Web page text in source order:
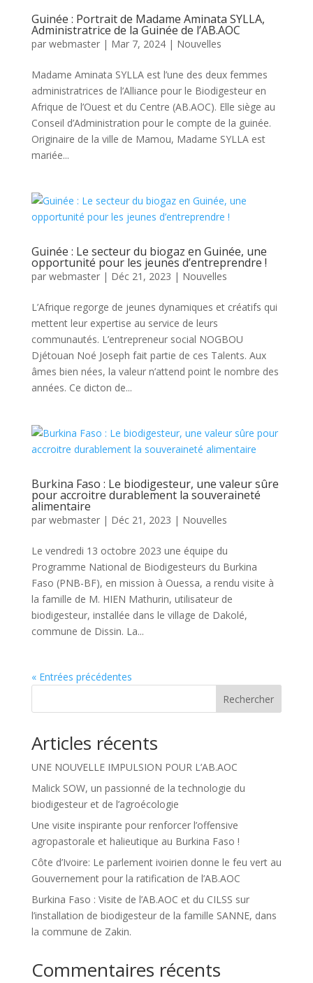
Guinée : Portrait de Madame Aminata SYLLA,
Administratrice de la Guinée de l’AB.AOC
par webmaster| Mar 7, 2024| Nouvelles
Madame Aminata SYLLA est l’une des deux femmes
administratrices de l’Alliance pour le Biodigesteur en
Afrique de l’Ouest et du Centre (AB.AOC). Elle siège au
Conseil d’Administration pour le compte de la guinée.
Originaire de la ville de Mamou, Madame SYLLA est
mariée...
Guinée : Le secteur du biogaz en Guinée, une
opportunité pour les jeunes d’entreprendre !
par webmaster| Déc 21, 2023 | Nouvelles
L’Afrique regorge de jeunes dynamiques et créatifs qui
mettent leur expertise au service de leurs
communautés. L’entrepreneur social NOGBOU
Djétouan Noé Joseph fait partie de ces Talents. Aux
âmes bien nées, la valeur n’attend point le nombre des
années. Ce dicton de...
Burkina Faso : Le biodigesteur, une valeur sûre
pour accroitre durablement la souveraineté
alimentaire
par webmaster| Déc 21, 2023 | Nouvelles
Le vendredi 13 octobre 2023 une équipe du
Programme National de Biodigesteurs du Burkina
Faso (PNB-BF), en mission à Ouessa, a rendu visite à
la famille de M. HIEN Mathurin, utilisateur de
biodigesteur, installée dans le village de Dakolé,
commune de Dissin. La...
« Entrées précédentes
Rechercher
Articles récents
UNE NOUVELLE IMPULSION POUR L’AB.AOC
Malick SOW, un passionné de la technologie du
biodigesteur et de l’agroécologie
Une visite inspirante pour renforcer l’offensive
agropastorale et halieutique au Burkina Faso !
Côte d’Ivoire: Le parlement ivoirien donne le feu vert au
Gouvernement pour la ratification de l’AB.AOC
Burkina Faso : Visite de l’AB.AOC et du CILSS sur
l’installation de biodigesteur de la famille SANNE, dans
la commune de Zakin.
Commentaires récents